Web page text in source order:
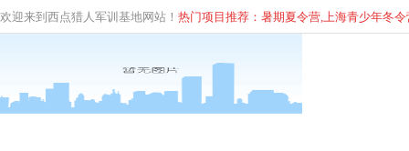
欢迎来到西点猎人军训基地网站！ 热门项目推荐：暑期夏令营,上海青少年冬令